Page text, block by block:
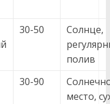
30-50
Солнце,
полив
30-90
место,